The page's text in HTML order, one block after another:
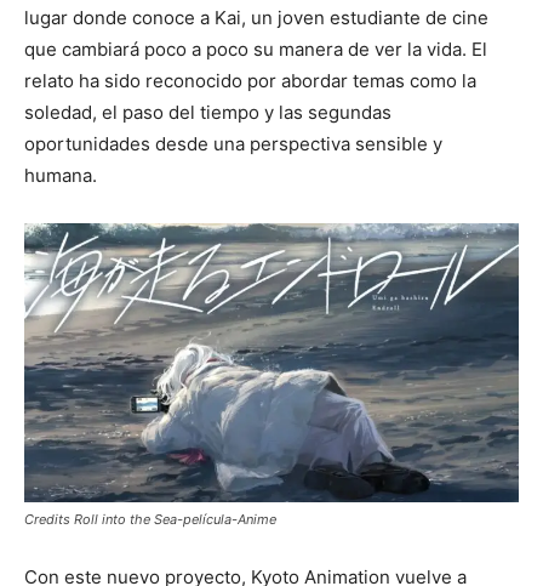
lugar donde conoce a Kai, un joven estudiante de cine
que cambiará poco a poco su manera de ver la vida. El
relato ha sido reconocido por abordar temas como la
soledad, el paso del tiempo y las segundas
oportunidades desde una perspectiva sensible y
humana.
Credits Roll into the Sea-película-Anime
Con este nuevo proyecto, Kyoto Animation vuelve a